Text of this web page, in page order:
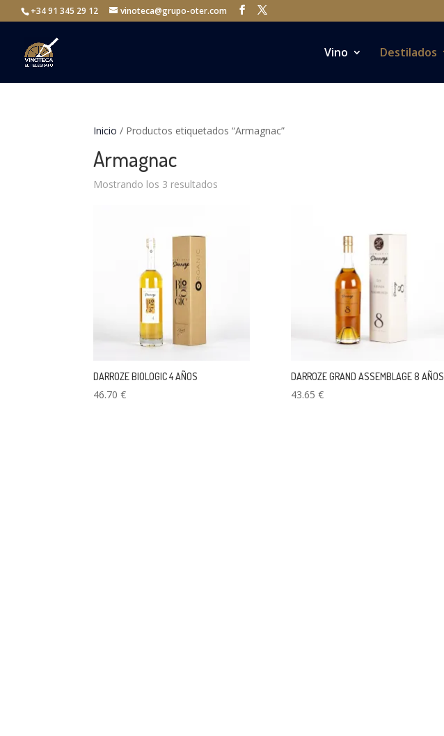
+34 91 345 29 12 vinoteca@grupo-oter.com
Vino Destilados
Inicio / Productos etiquetados “Armagnac”
Armagnac
Mostrando los 3 resultados
DARROZE BIOLOGIC 4 AÑOS
46.70€
DARROZE GRAND ASSEMBLAGE 8 AÑOS
43.65 €